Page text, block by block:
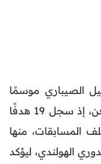
الصيباري موسمًا
مميزًا بقميص بي إس في آيندهوفن، إذ سجل 19 هدفًا
المسابقات، منها
الدوري الهولندي، ليؤكد